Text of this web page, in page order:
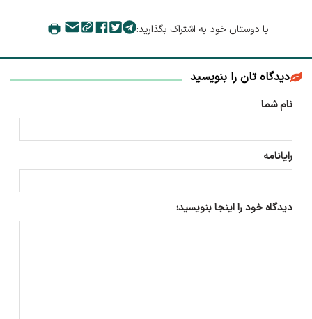
با دوستان خود به اشتراک بگذارید:
دیدگاه تان را بنویسید
نام شما
رایانامه
دیدگاه خود را اینجا بنویسید: